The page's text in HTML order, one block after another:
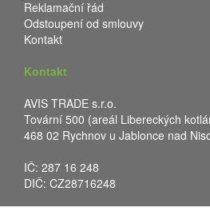
Reklamační řád
Odstoupení od smlouvy
Kontakt
Kontakt
AVIS TRADE s.r.o.
Tovární 500 (areál Libereckých
468 02 Rychnov u Jablonce nad
IČ: 287 16 248
DIČ: CZ28716248